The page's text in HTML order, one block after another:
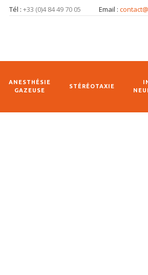
Tél : +33 (0)4 84 49 70 05 Email :
ANESTHÉSIE
GAZEUSE
STÉRÉOTAXIE